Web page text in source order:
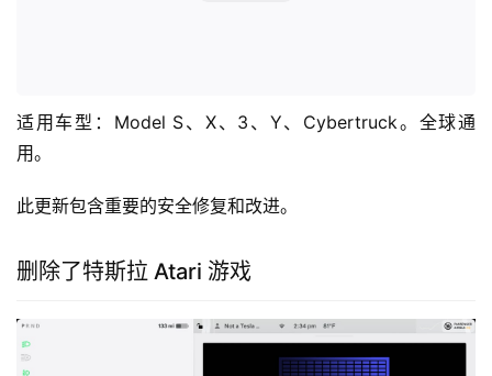
适用车型：Model S、X、3、Y、Cybertruck。全球通
用。
此更新包含重要的安全修复和改进。
删除了特斯拉 Atari 游戏